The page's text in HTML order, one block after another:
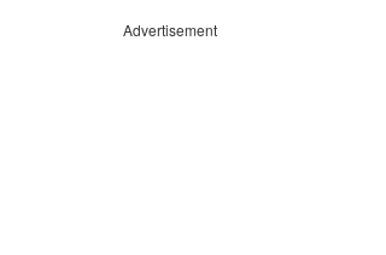
Advertisement